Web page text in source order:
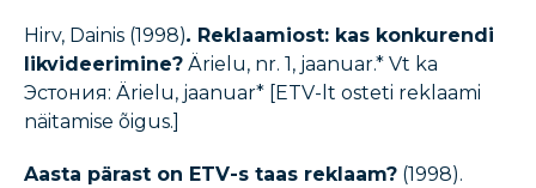
Hirv, Dainis (1998). Reklaamiost: kas konkurendi
likvideerimine? Ärielu, nr. 1, jaanuar.* Vt ka
Эстония: Ärielu, jaanuar* [ETV-lt osteti reklaami
näitamise õigus.]
Aasta pärast on ETV-s taas reklaam? (1998).